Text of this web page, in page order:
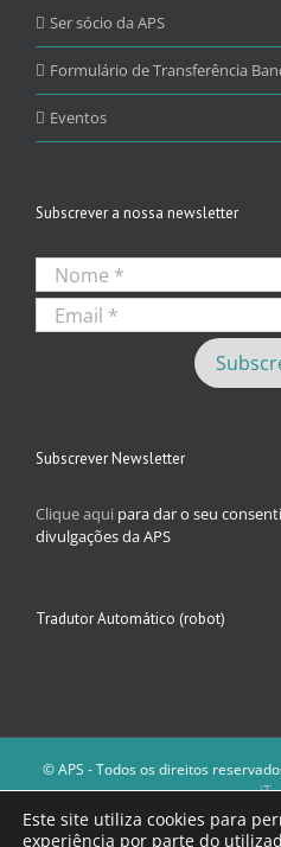
Ser sócio da APS
Formulário de Transferência
Eventos
Subscrever a nossa newsletter
Subscrever Newsletter
Clique aqui para dar o seu
divulgações da APS
Tradutor Automático (robot)
© APS - Todos os direitos
iT
A Direção da APS reserva-se o
violem as leis
Este site utiliza cookies para
experiência por parte do